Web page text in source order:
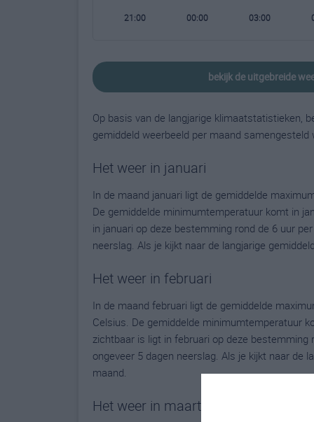
21:00 00:00 03:00
bekijk de uitgebreide
Op basis van de langjarige klimaatstatistieken,
gemiddeld weerbeeld per maand samengesteld
Het weer in januari
In de maand januari ligt de gemiddelde
De gemiddelde minimumtemperatuur komt in
in januari op deze bestemming rond de 6 uur
neerslag. Als je kijkt naar de langjarige
Het weer in februari
In de maand februari ligt de gemiddelde
Celsius. De gemiddelde minimumtemperatuur
zichtbaar is ligt in februari op deze bestemming
ongeveer 5 dagen neerslag. Als je kijkt naar de
maand.
Het weer in maart